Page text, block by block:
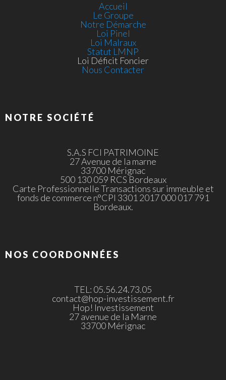
Accueil
Le Groupe
Notre Démarche
Loi Pinel
Loi Malraux
Statut LMNP
Loi Déficit Foncier
Nous Contacter
NOTRE SOCIÉTÉ
S.A.S FCI PATRIMOINE
27 Avenue de la marne
33700 Mérignac
500 130 059 RCS Bordeaux
Carte Professionnelle Transactions sur immeuble et
fonds de commerce n°CPI 3301 2017 000 017 791
Bordeaux.
NOS COORDONNÉES
TEL: 05.56.24.73.05
contact@hop-investissement.fr
Hop! Investissement
27 avenue de la Marne
33700 Mérignac